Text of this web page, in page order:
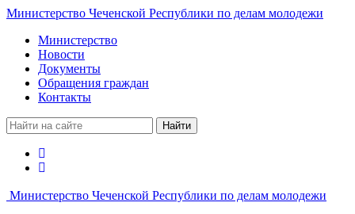
Министерство Чеченской Республики по делам молодежи
Министерство
Новости
Документы
Обращения граждан
Контакты
Найти
Министерство Чеченской Республики по делам молодежи